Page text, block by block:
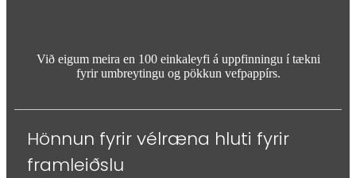
Við eigum meira en 100 einkaleyfi á uppfinningu í tækni
fyrir umbreytingu og pökkun vefpappírs.
Hönnun fyrir vélræna hluti fyrir
framleiðslu